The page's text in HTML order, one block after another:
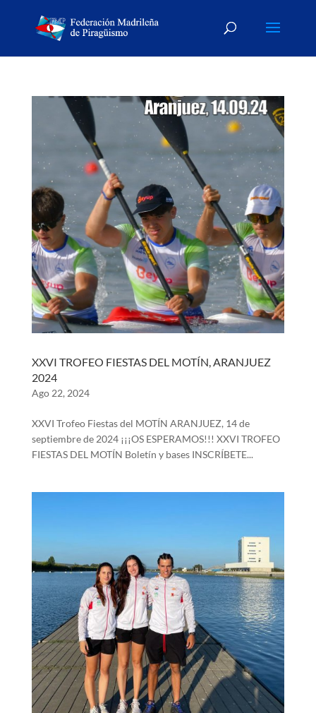
XXVI TROFEO FIESTAS DEL MOTÍN, ARANJUEZ
2024
Ago 22, 2024
XXVI Trofeo Fiestas del MOTÍN ARANJUEZ, 14 de
septiembre de 2024 ¡¡¡OS ESPERAMOS!!! XXVI TROFEO
FIESTAS DEL MOTÍN Boletín y bases INSCRÍBETE...